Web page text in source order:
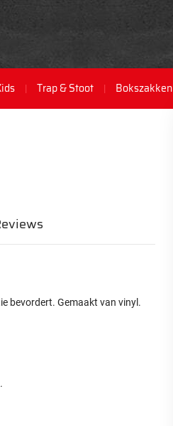
Trap & Stoot Bokszakken
bevordert. Gemaakt van vinyl.